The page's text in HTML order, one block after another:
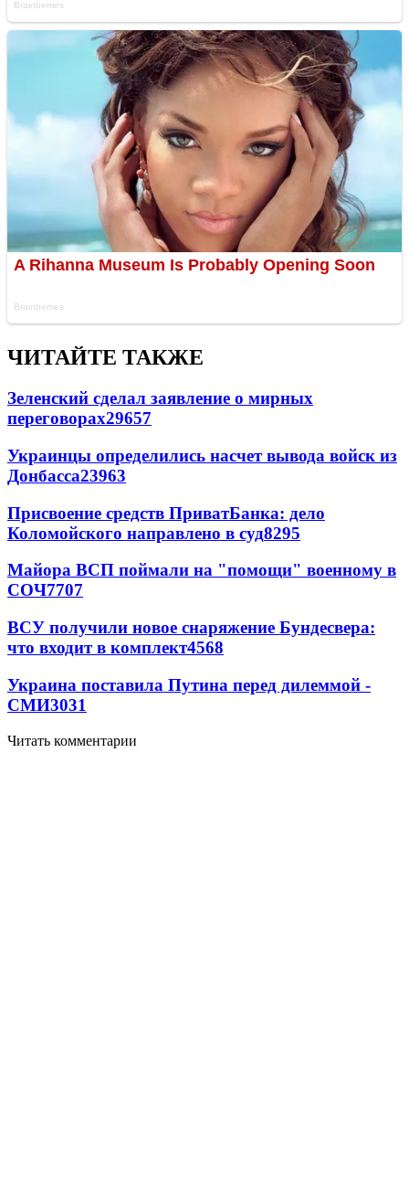
ЧИТАЙТЕ ТАКЖЕ
Зеленский сделал заявление о мирных
переговорах29657
Украинцы определились насчет вывода войск из
Донбасса23963
Присвоение средств ПриватБанка: дело
Коломойского направлено в суд8295
Майора ВСП поймали на "помощи" военному в
СОЧ7707
ВСУ получили новое снаряжение Бундесвера:
что входит в комплект4568
Украина поставила Путина перед дилеммой -
СМИ3031
Читать комментарии